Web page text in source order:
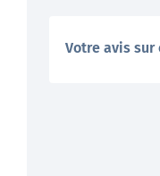
Votre avis